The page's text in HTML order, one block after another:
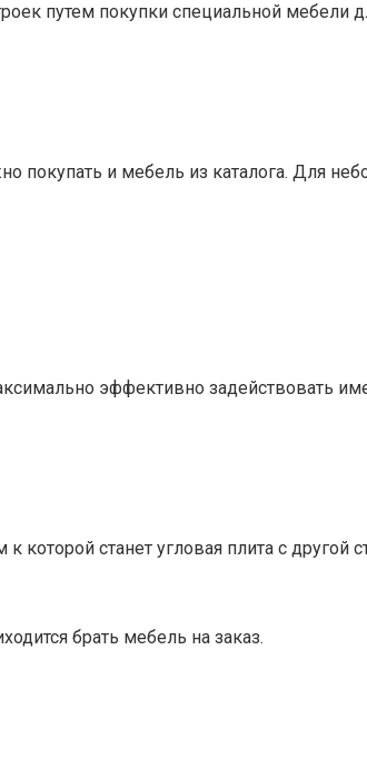
путем покупки специальной мебели
покупать и мебель из каталога. Для
эффективно задействовать
станет угловая плита с другой
брать мебель на заказ.